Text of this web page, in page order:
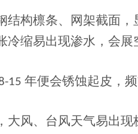
构檩条、网架截面，
缩易出现渗水，会展
15 年便会锈蚀起皮，
风、台风天气易出现